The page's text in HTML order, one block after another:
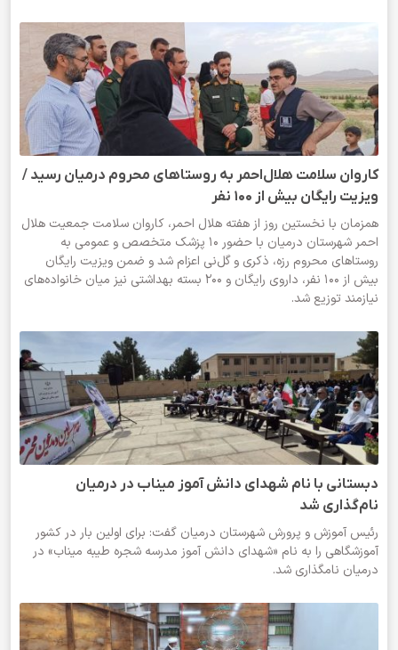
کاروان سلامت هلال‌احمر به روستاهای محروم درمیان رسید /
ویزیت رایگان بیش از ۱۰۰ نفر
همزمان با نخستین روز از هفته هلال احمر، کاروان سلامت جمعیت هلال
احمر شهرستان درمیان با حضور ۱۰ پزشک متخصص و عمومی به
روستاهای محروم رزه، ذکری و گل‌نی اعزام شد و ضمن ویزیت رایگان
بیش از ۱۰۰ نفر، داروی رایگان و ۲۰۰ بسته بهداشتی نیز میان خانواده‌های
نیازمند توزیع شد.
دبستانی با نام شهدای دانش آموز میناب در درمیان
نام‌گذاری شد
رئیس آموزش و پرورش شهرستان درمیان گفت: برای اولین بار در کشور
آموزشگاهی را به نام «شهدای دانش آموز مدرسه شجره طیبه میناب» در
درمیان نامگذاری شد.